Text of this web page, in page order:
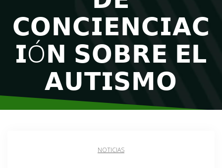
𝗖𝗢𝗡𝗖𝗜𝗘𝗡𝗖𝗜𝗔𝗖
𝗜Ó𝗡 𝗦𝗢𝗕𝗥𝗘 𝗘𝗟
𝗔𝗨𝗧𝗜𝗦𝗠𝗢
NOTICIAS